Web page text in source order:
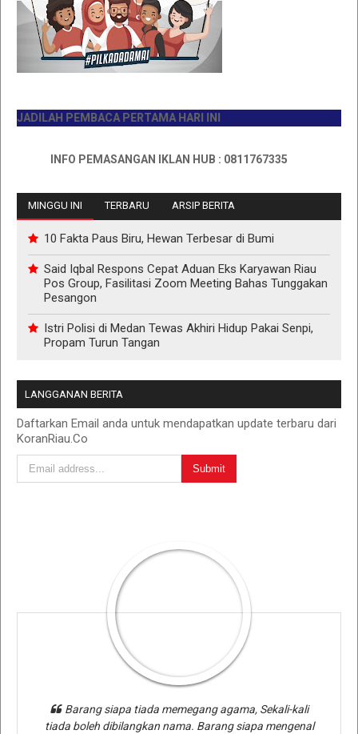
PEMBACA PERTAMA HARI INI
INFO PEMASANGAN IKLAN HUB : 0811767335
MINGGU INI TERBARU ARSIP BERITA
10 Fakta Paus Biru, Hewan Terbesar di Bumi
Said Iqbal Respons Cepat Aduan Eks Karyawan Riau
Pos Group, Fasilitasi Zoom Meeting Bahas Tunggakan
Pesangon
Istri Polisi di Medan Tewas Akhiri Hidup Pakai Senpi,
Propam Turun Tangan
LANGGANAN BERITA
Daftarkan Email anda untuk mendapatkan update terbaru dari
KoranRiau.Co
Barang siapa tiada memegang agama, Sekali-kali
tiada boleh dibilangkan nama. Barang siapa mengenal